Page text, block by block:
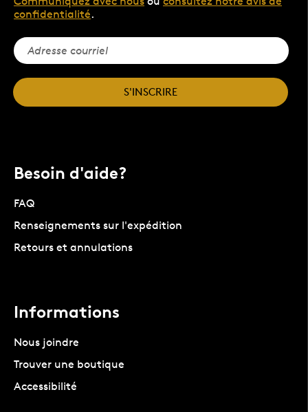
confidentialité.
S'INSCRIRE
Besoin d'aide?
FAQ
Renseignements sur l'expédition
Retours et annulations
Informations
Nous joindre
Trouver une boutique
Accessibilité